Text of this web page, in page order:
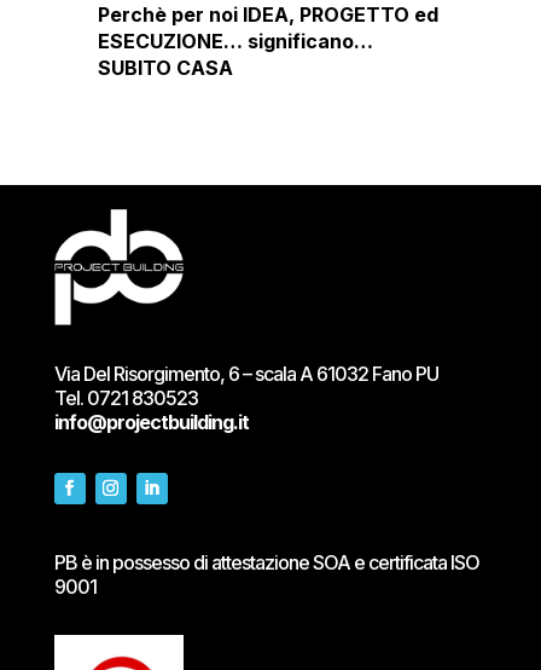
Perchè per noi IDEA, PROGETTO ed
ESECUZIONE… significano…
SUBITO CASA
Via Del Risorgimento, 6 – scala A 61032 Fano PU
Tel. 0721 830523
info@projectbuilding.it
PB è in possesso di attestazione SOA e certificata ISO
9001